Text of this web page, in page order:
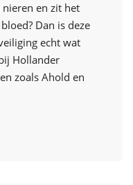
en zit het
Dan is deze
echt wat
Hollander
zoals Ahold en